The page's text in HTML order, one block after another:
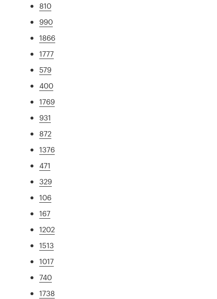
810
990
1866
1777
579
400
1769
931
872
1376
471
329
106
167
1202
1513
1017
740
1738